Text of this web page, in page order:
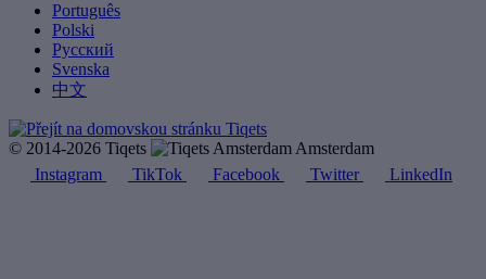
Português
Polski
Русский
Svenska
中文
© 2014-2026 Tiqets
Amsterdam
Instagram
TikTok Facebook Twitter LinkedIn